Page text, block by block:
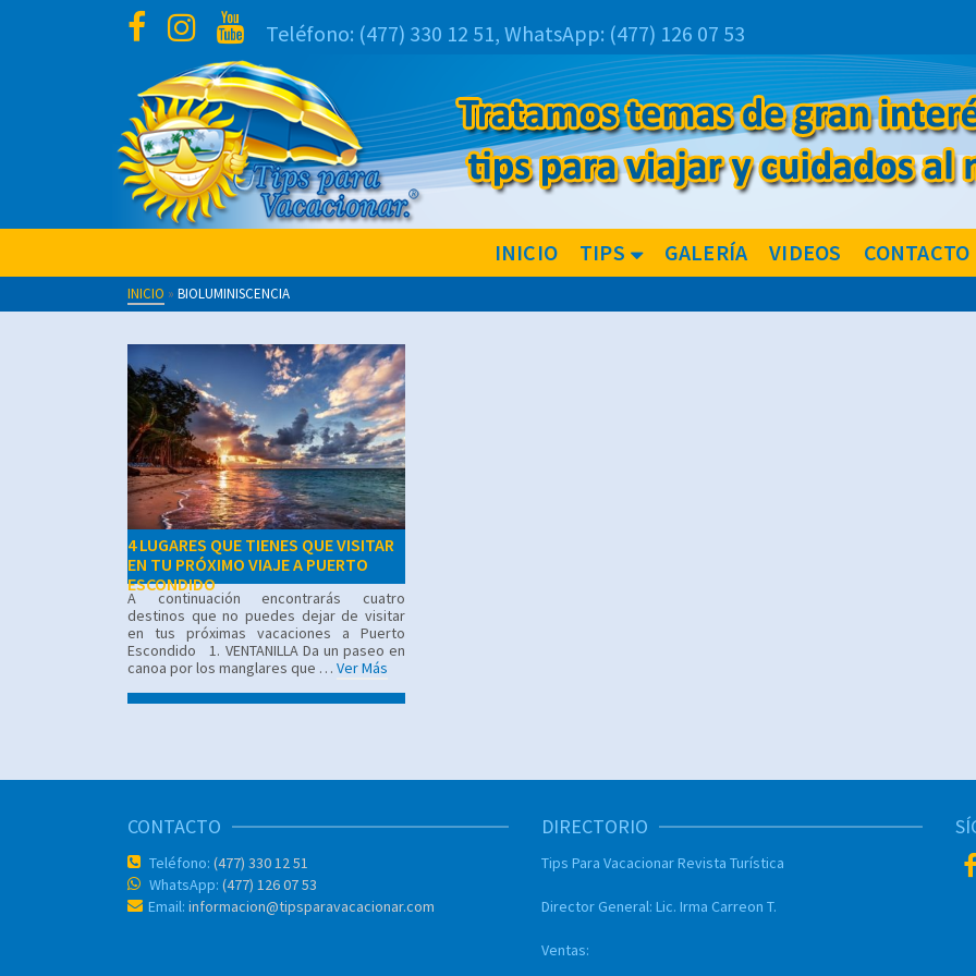
Teléfono: (477) 330 12 51, WhatsApp: (477) 126 07 53
INICIO TIPS GALERÍA VIDEOS CONTACTO
INICIO » BIOLUMINISCENCIA
4 LUGARES QUE TIENES QUE VISITAR
EN TU PRÓXIMO VIAJE A PUERTO
ESCONDIDO
A continuación encontrarás cuatro
destinos que no puedes dejar de visitar
en tus próximas vacaciones a Puerto
Escondido 1. VENTANILLA Da un paseo en
canoa por los manglares que … Ver Más
CONTACTO
Teléfono: (477) 330 12 51
WhatsApp: (477) 126 07 53
Email: informacion@tipsparavacacionar.com
DIRECTORIO
Tips Para VacacionarRevista Turística
Director General: Lic. Irma Carreon T.
Ventas: